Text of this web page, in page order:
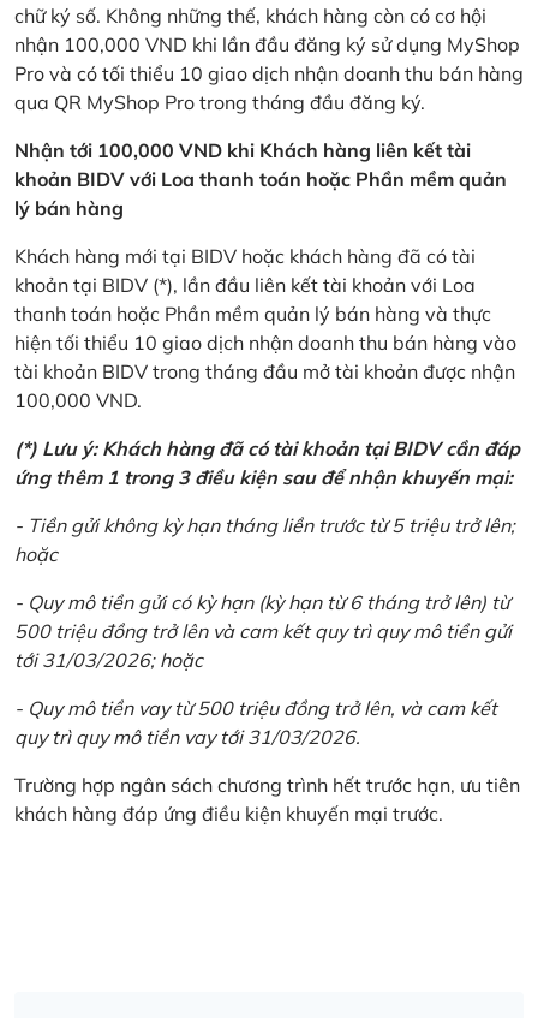
chữ ký số. Không những thế, khách hàng còn có cơ hội
nhận 100,000 VND khi lần đầu đăng ký sử dụng MyShop
Pro và có tối thiểu 10 giao dịch nhận doanh thu bán hàng
qua QR MyShop Pro trong tháng đầu đăng ký.
Nhận tới 100,000 VND khi Khách hàng liên kết tài
khoản BIDV với Loa thanh toán hoặc Phần mềm quản
lý bán hàng
Khách hàng mới tại BIDV hoặc khách hàng đã có tài
khoản tại BIDV (*), lần đầu liên kết tài khoản với Loa
thanh toán hoặc Phần mềm quản lý bán hàng và thực
hiện tối thiểu 10 giao dịch nhận doanh thu bán hàng vào
tài khoản BIDV trong tháng đầu mở tài khoản được nhận
100,000 VND.
(*) Lưu ý: Khách hàng đã có tài khoản tại BIDV cần đáp
ứng thêm 1 trong 3 điều kiện sau để nhận khuyến mại:
- Tiền gửi không kỳ hạn tháng liền trước từ 5 triệu trở lên;
hoặc
- Quy mô tiền gửi có kỳ hạn (kỳ hạn từ 6 tháng trở lên) từ
500 triệu đồng trở lên và cam kết quy trì quy mô tiền gửi
tới 31/03/2026; hoặc
- Quy mô tiền vay từ 500 triệu đồng trở lên, và cam kết
quy trì quy mô tiền vay tới 31/03/2026.
Trường hợp ngân sách chương trình hết trước hạn, ưu tiên
khách hàng đáp ứng điều kiện khuyến mại trước.